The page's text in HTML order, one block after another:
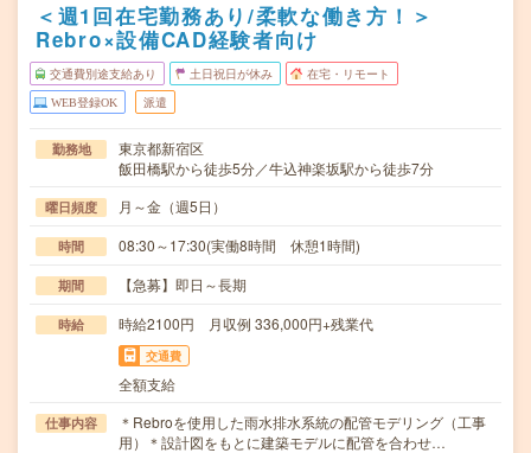
＜週1回在宅勤務あり/柔軟な働き方！＞
Rebro×設備CAD経験者向け
交通費別途支給あり 土日祝日が休み 在宅・リモート
WEB登録OK 派遣
勤務地
東京都新宿区
飯田橋駅から徒歩5分／牛込神楽坂駅から徒歩7分
曜日頻度 月～金（週5日）
時間 08:30～17:30(実働8時間 休憩1時間)
期間 【急募】即日～長期
時給 時給2100円 月収例 336,000円+残業代
交通費
全額支給
仕事内容
＊Rebroを使用した雨水排水系統の配管モデリング（工事
用）＊設計図をもとに建築モデルに配管を合わせ…